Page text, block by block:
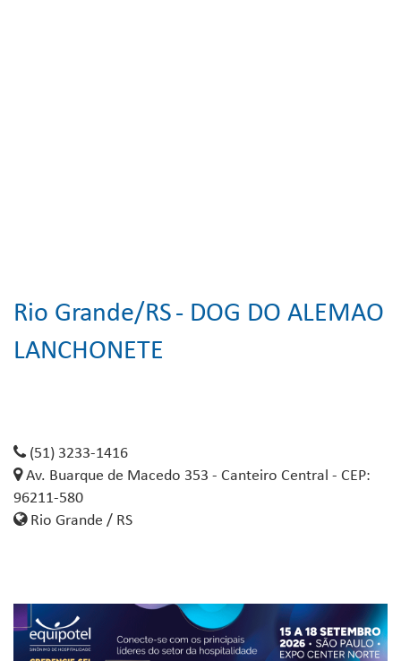
Rio Grande/RS- DOG DO ALEMAO
LANCHONETE
(51) 3233-1416
Av. Buarque de Macedo 353 - Canteiro Central - CEP:
96211-580
Rio Grande / RS